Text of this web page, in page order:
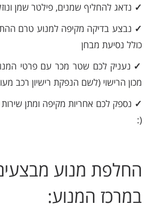
✓ נדאג להחליף שמנים, פילטר שמן
✓ נבצע בדיקה מקיפה למנוע טרם
כולל נסיעת מבחן
✓ נעניק לכם שטר מכר עם פרטי
מכון הרישוי (לשם הנפקת רישיון רכב
✓ נספק לכם אחריות מקיפה ומתן
(:
החלפת מנוע
במרכז המנוע: